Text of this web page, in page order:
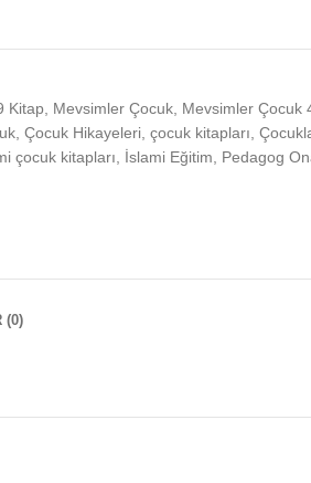
Kitap Mevsimler Çocuk Mevsimler Çocuk
Çocuk Hikayeleri çocuk kitapları
çocuk kitapları İslami Eğitim Pedagog
(0)